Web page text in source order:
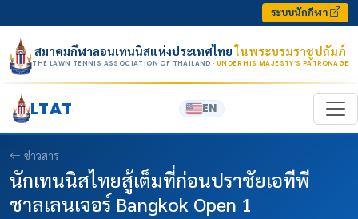
ระบบนักกีฬา
สมาคมกีฬาลอนเทนนิสแห่งประเทศไทยในพระบรมราชูปถัมภ์
THE LAWN TENNIS ASSOCIATION OF THAILAND · UNDER HIS MAJESTY’S PATRONAGE
LTAT EN
ข่าวสาร
นักเทนนิสไทยสู้เต็มที่ก่อนปราชัยเอทีพี
ชาลเลนเจอร์ Bangkok Open 1